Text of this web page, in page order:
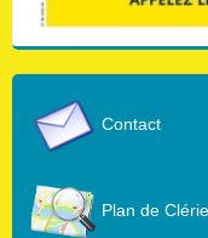
Contact
Plan de